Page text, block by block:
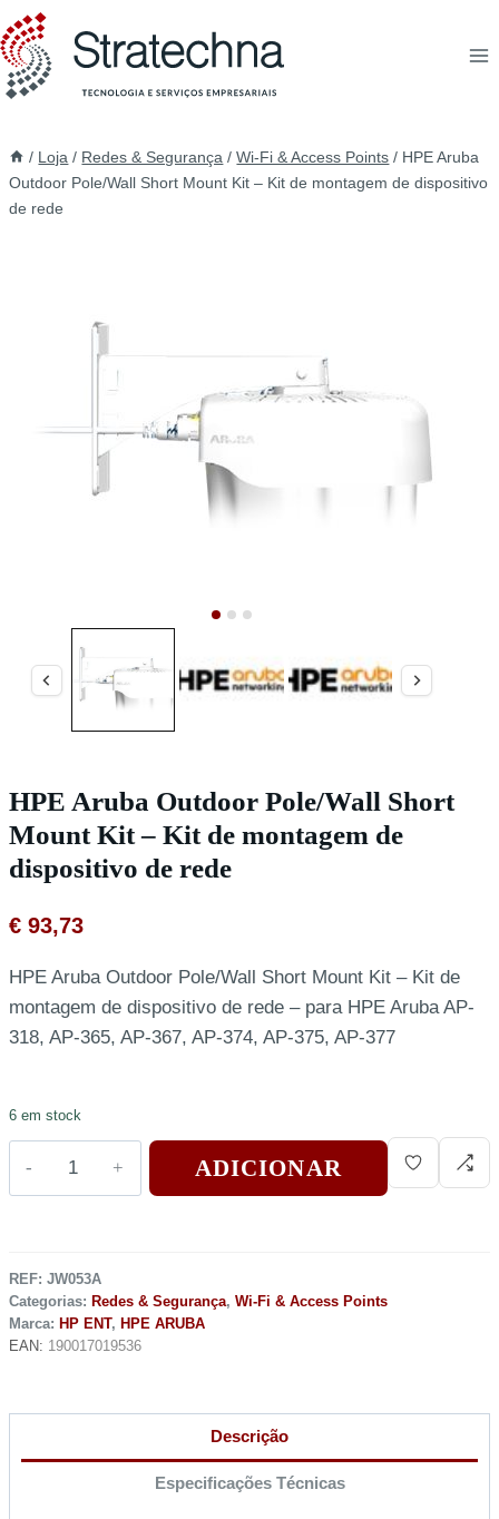
/ Loja / Redes & Segurança / Wi-Fi & Access Points / HPE Aruba
Outdoor Pole/Wall Short Mount Kit – Kit de montagem de dispositivo
de rede
HPE Aruba Outdoor Pole/Wall Short
Mount Kit – Kit de montagem de
dispositivo de rede
€ 93,73
HPE Aruba Outdoor Pole/Wall Short Mount Kit – Kit de
montagem de dispositivo de rede – para HPE Aruba AP-
318, AP-365, AP-367, AP-374, AP-375, AP-377
6 em stock
ADICIONAR
REF: JW053A
Categorias: Redes & Segurança, Wi-Fi & Access Points
Marca: HP ENT, HPE ARUBA
EAN: 190017019536
Descrição
Especificações Técnicas